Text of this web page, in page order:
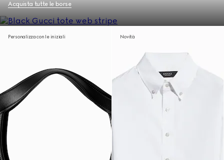
Acquista tutte le borse
Personalizza con le iniziali Novità